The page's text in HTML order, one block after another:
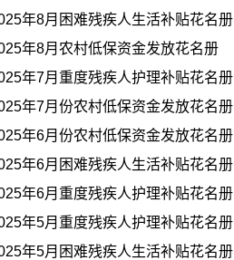
年8月困难残疾人生活补贴花名册
年8月农村低保资金发放花名册
年7月重度残疾人护理补贴花名册
年7月份农村低保资金发放花名册
年6月份农村低保资金发放花名册
年6月困难残疾人生活补贴花名册
年6月重度残疾人护理补贴花名册
年5月重度残疾人护理补贴花名册
年5月困难残疾人生活补贴花名册